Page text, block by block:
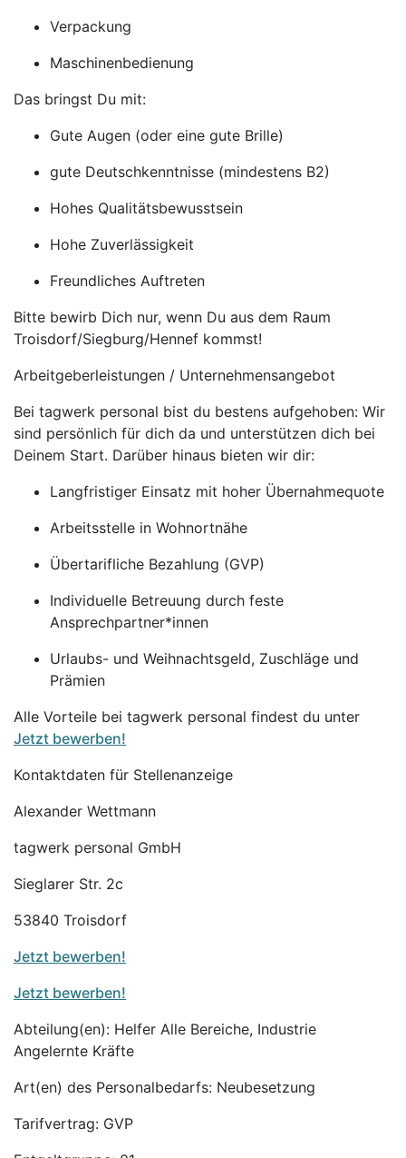
Verpackung
Maschinenbedienung
Das bringst Du mit:
Gute Augen (oder eine gute Brille)
gute Deutschkenntnisse (mindestens B2)
Hohes Qualitätsbewusstsein
Hohe Zuverlässigkeit
Freundliches Auftreten
Bitte bewirb Dich nur, wenn Du aus dem Raum
Troisdorf/Siegburg/Hennef kommst!
Arbeitgeberleistungen / Unternehmensangebot
Bei tagwerk personal bist du bestens aufgehoben: Wir
sind persönlich für dich da und unterstützen dich bei
Deinem Start. Darüber hinaus bieten wir dir:
Langfristiger Einsatz mit hoher Übernahmequote
Arbeitsstelle in Wohnortnähe
Übertarifliche Bezahlung (GVP)
Individuelle Betreuung durch feste
Ansprechpartner*innen
Urlaubs- und Weihnachtsgeld, Zuschläge und
Prämien
Alle Vorteile bei tagwerk personal findest du unter
Jetzt bewerben!
Kontaktdaten für Stellenanzeige
Alexander Wettmann
tagwerk personal GmbH
Sieglarer Str. 2c
53840 Troisdorf
Jetzt bewerben!
Jetzt bewerben!
Abteilung(en): Helfer Alle Bereiche, Industrie
Angelernte Kräfte
Art(en) des Personalbedarfs: Neubesetzung
Tarifvertrag: GVP